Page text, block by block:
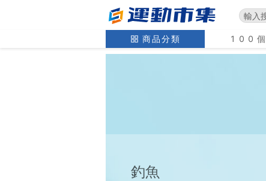
商品分類 100
釣魚